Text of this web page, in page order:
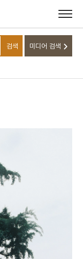
력하세요
검색 미디어 검색